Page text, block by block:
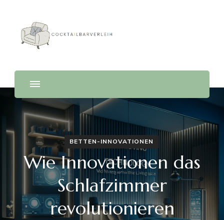
Cocktailbarverleih
BETTEN-INNOVATIONEN
Wie Innovationen das
Schlafzimmer
revolutionieren